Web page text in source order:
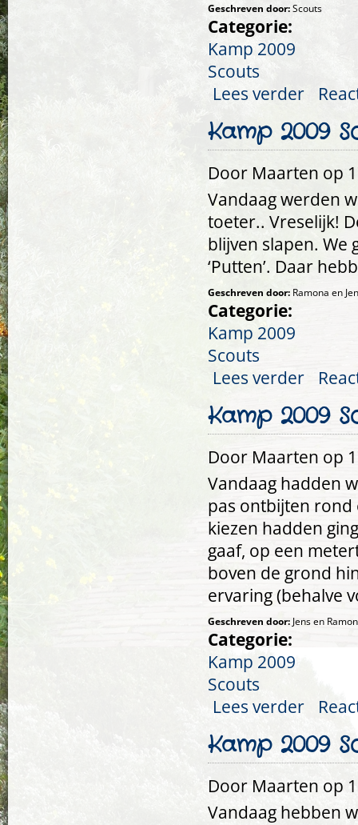
Geschreven door:Scouts
Categorie:
Kamp 2009
Scouts
Lees verder over
Kamp 2009
Door Maarten op
Vandaag werden
toeter.. Vreselijk!
blijven slapen. We
‘Putten’. Daar
Geschreven door: Ramona en
Categorie:
Kamp 2009
Scouts
Lees verder over
Kamp 2009
Door Maarten op
Vandaag hadden
pas ontbijten rond
kiezen hadden
gaaf, op een
boven de grond
ervaring (behalve
Geschreven door: Jens en
Categorie:
Kamp 2009
Scouts
Lees verder over
Kamp 2009
Door Maarten op
Vandaag hebben